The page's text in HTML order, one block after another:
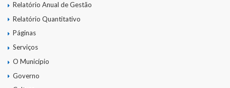
Relatório Anual de Gestão
Relatório Quantitativo
Páginas
Serviços
O Município
Governo